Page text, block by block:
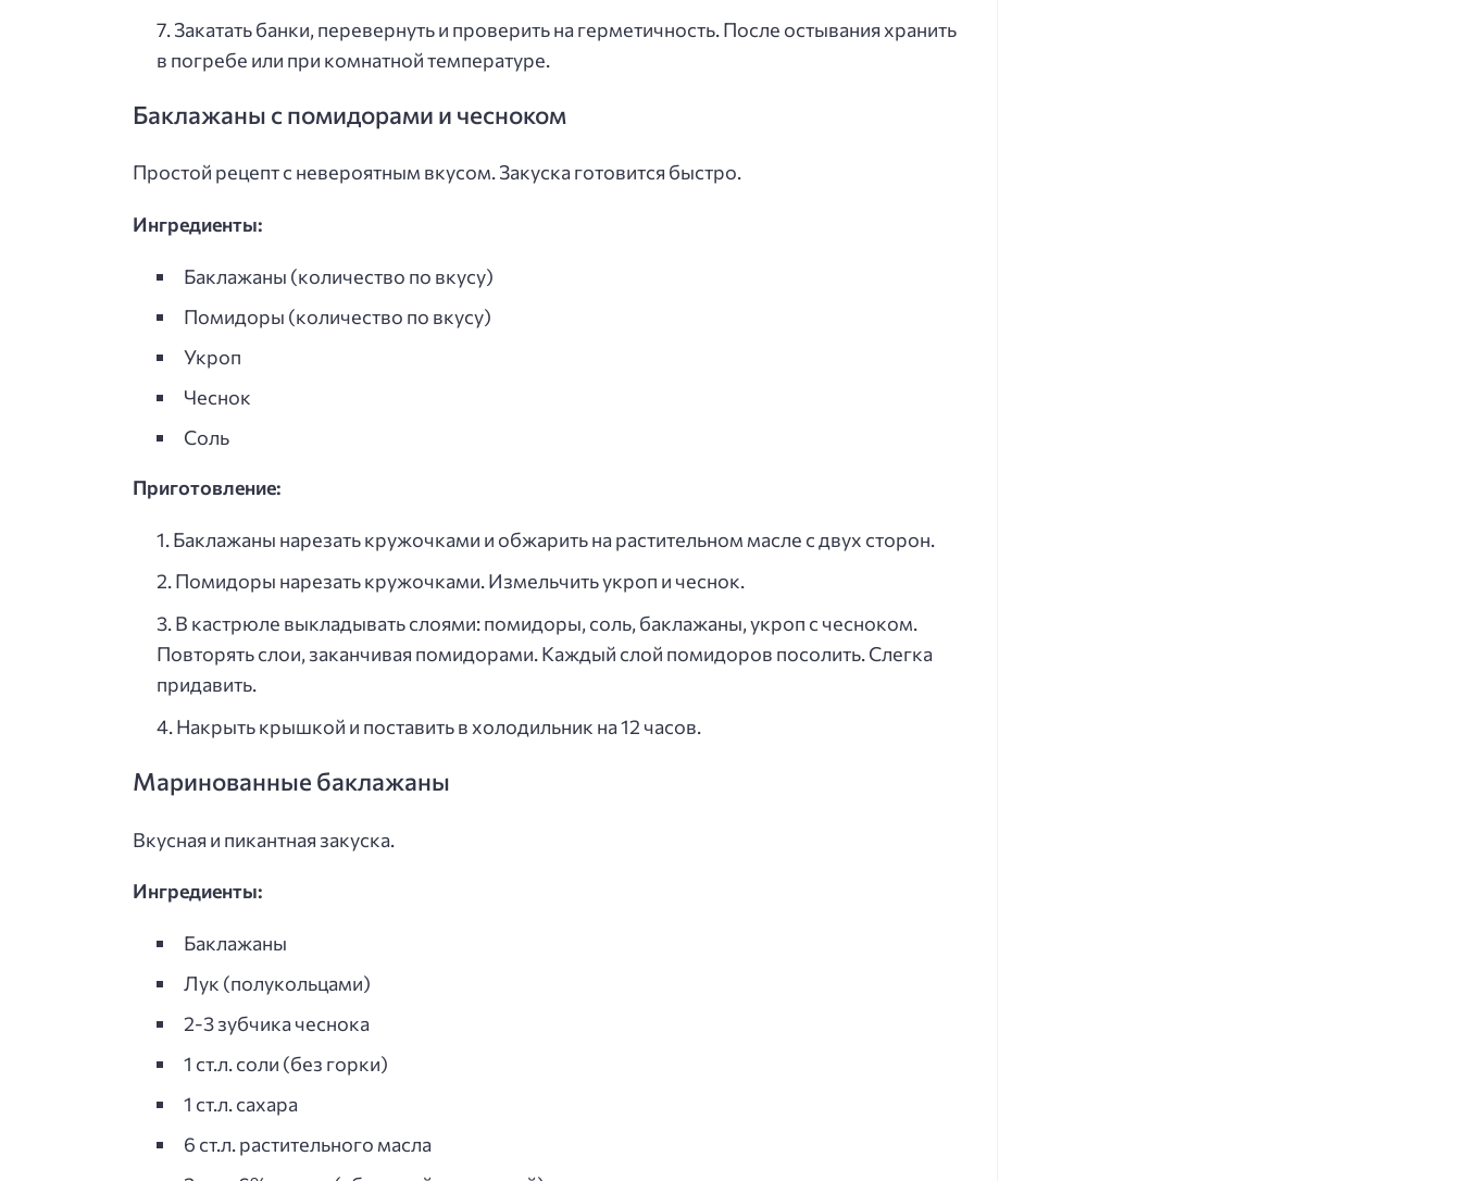
Закатать банки, перевернуть и проверить на герметичность. После остывания хранить
в погребе или при комнатной температуре.
Баклажаны с помидорами и чесноком
Простой рецепт с невероятным вкусом. Закуска готовится быстро.
Ингредиенты:
Баклажаны (количество по вкусу)
Помидоры (количество по вкусу)
Укроп
Чеснок
Соль
Приготовление:
Баклажаны нарезать кружочками и обжарить на растительном масле с двух сторон.
Помидоры нарезать кружочками. Измельчить укроп и чеснок.
В кастрюле выкладывать слоями: помидоры, соль, баклажаны, укроп с чесноком.
Повторять слои, заканчивая помидорами. Каждый слой помидоров посолить. Слегка
придавить.
Накрыть крышкой и поставить в холодильник на 12 часов.
Маринованные баклажаны
Вкусная и пикантная закуска.
Ингредиенты:
Баклажаны
Лук (полукольцами)
2-3 зубчика чеснока
1 ст.л. соли (без горки)
1 ст.л. сахара
6 ст.л. растительного масла